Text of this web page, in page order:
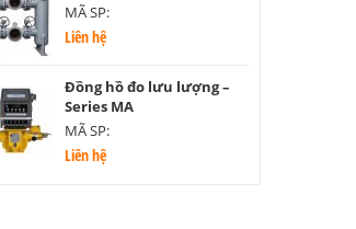
MÃ SP:
Liên hệ
Đồng hồ đo lưu lượng –
Series MA
MÃ SP:
Liên hệ